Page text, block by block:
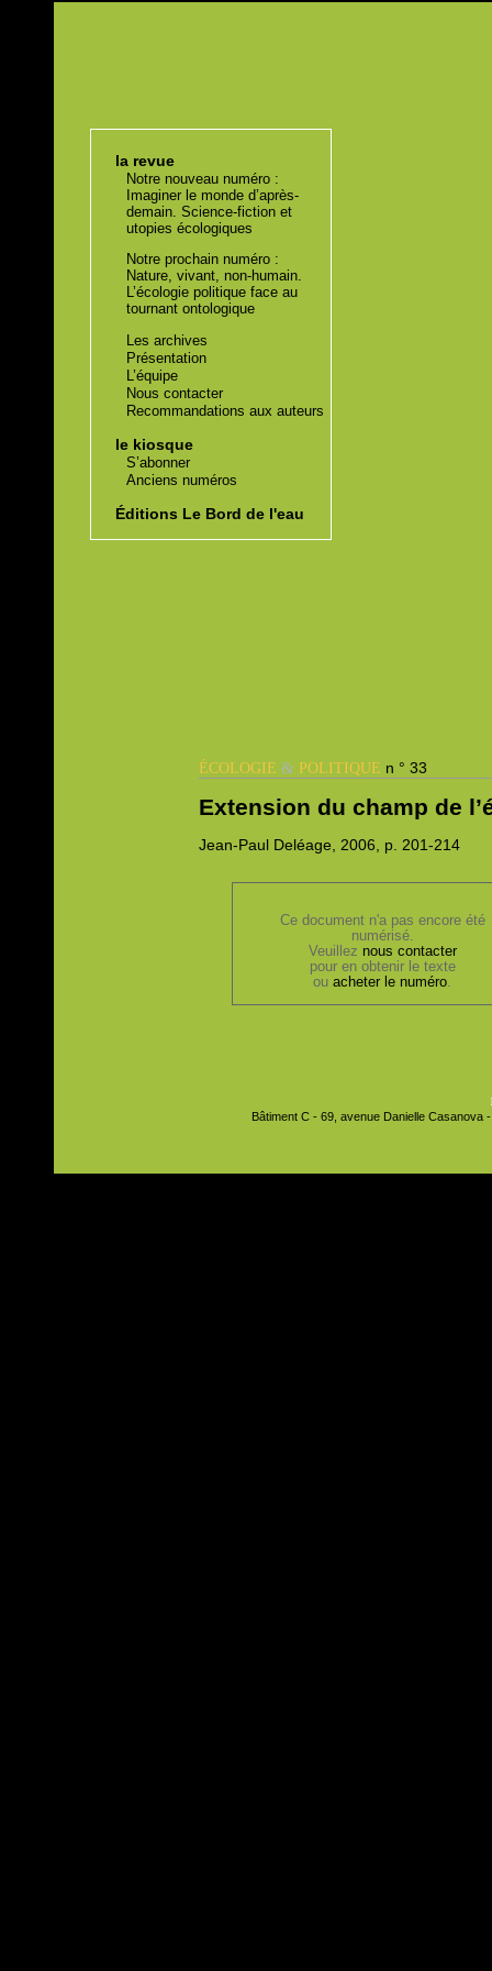
la revue
Notre nouveau numéro :
Imaginer le monde d’après-
demain. Science-fiction et
utopies écologiques
Notre prochain numéro :
Nature, vivant, non-humain.
L’écologie politique face au
tournant ontologique
Les archives
Présentation
L’équipe
Nous contacter
Recommandations aux auteurs
le kiosque
S’abonner
Anciens numéros
Éditions Le Bord de l'eau
ÉCOLOGIE& POLITIQUE n ° 33
Extension du champ de
Jean-Paul Deléage, 2006, p. 201-214
Ce document n'a pas encore été
numérisé.
Veuillez nous contacter
pour en obtenir le texte
ouacheter le numéro.
Bâtiment C - 69, avenue Danielle